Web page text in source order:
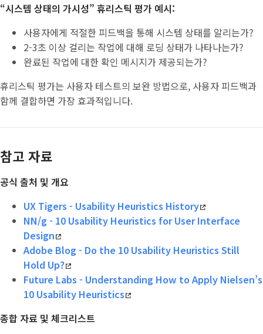
“시스템 상태의 가시성” 휴리스틱 평가 예시:
사용자에게 적절한 피드백을 통해 시스템 상태를 알리는가?
2-3초 이상 걸리는 작업에 대해 로딩 상태가 나타나는가?
완료된 작업에 대한 확인 메시지가 제공되는가?
휴리스틱 평가는 사용자 테스트의 보완 방법으로, 사용자 피드백과
함께 결합하면 가장 효과적입니다.
참고 자료
공식 출처 및 개요
UX Tigers - Usability Heuristics History
NN/g - 10 Usability Heuristics for User Interface
Design
Adobe Blog - Do the 10 Usability Heuristics Still
Hold Up?
Future Labs - Understanding How to Apply Nielsen’s
10 Usability Heuristics
종합 자료 및 체크리스트